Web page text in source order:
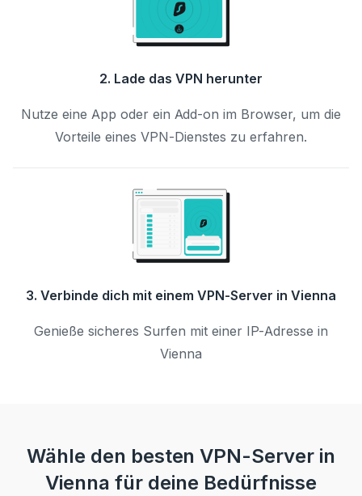
2. Lade das VPN herunter
Nutze eine App oder ein Add-on im Browser, um die
Vorteile eines VPN-Dienstes zu erfahren.
3. Verbinde dich mit einem VPN-Server in Vienna
Genieße sicheres Surfen mit einer IP-Adresse in
Vienna
Wähle den besten VPN-Server in
Vienna für deine Bedürfnisse